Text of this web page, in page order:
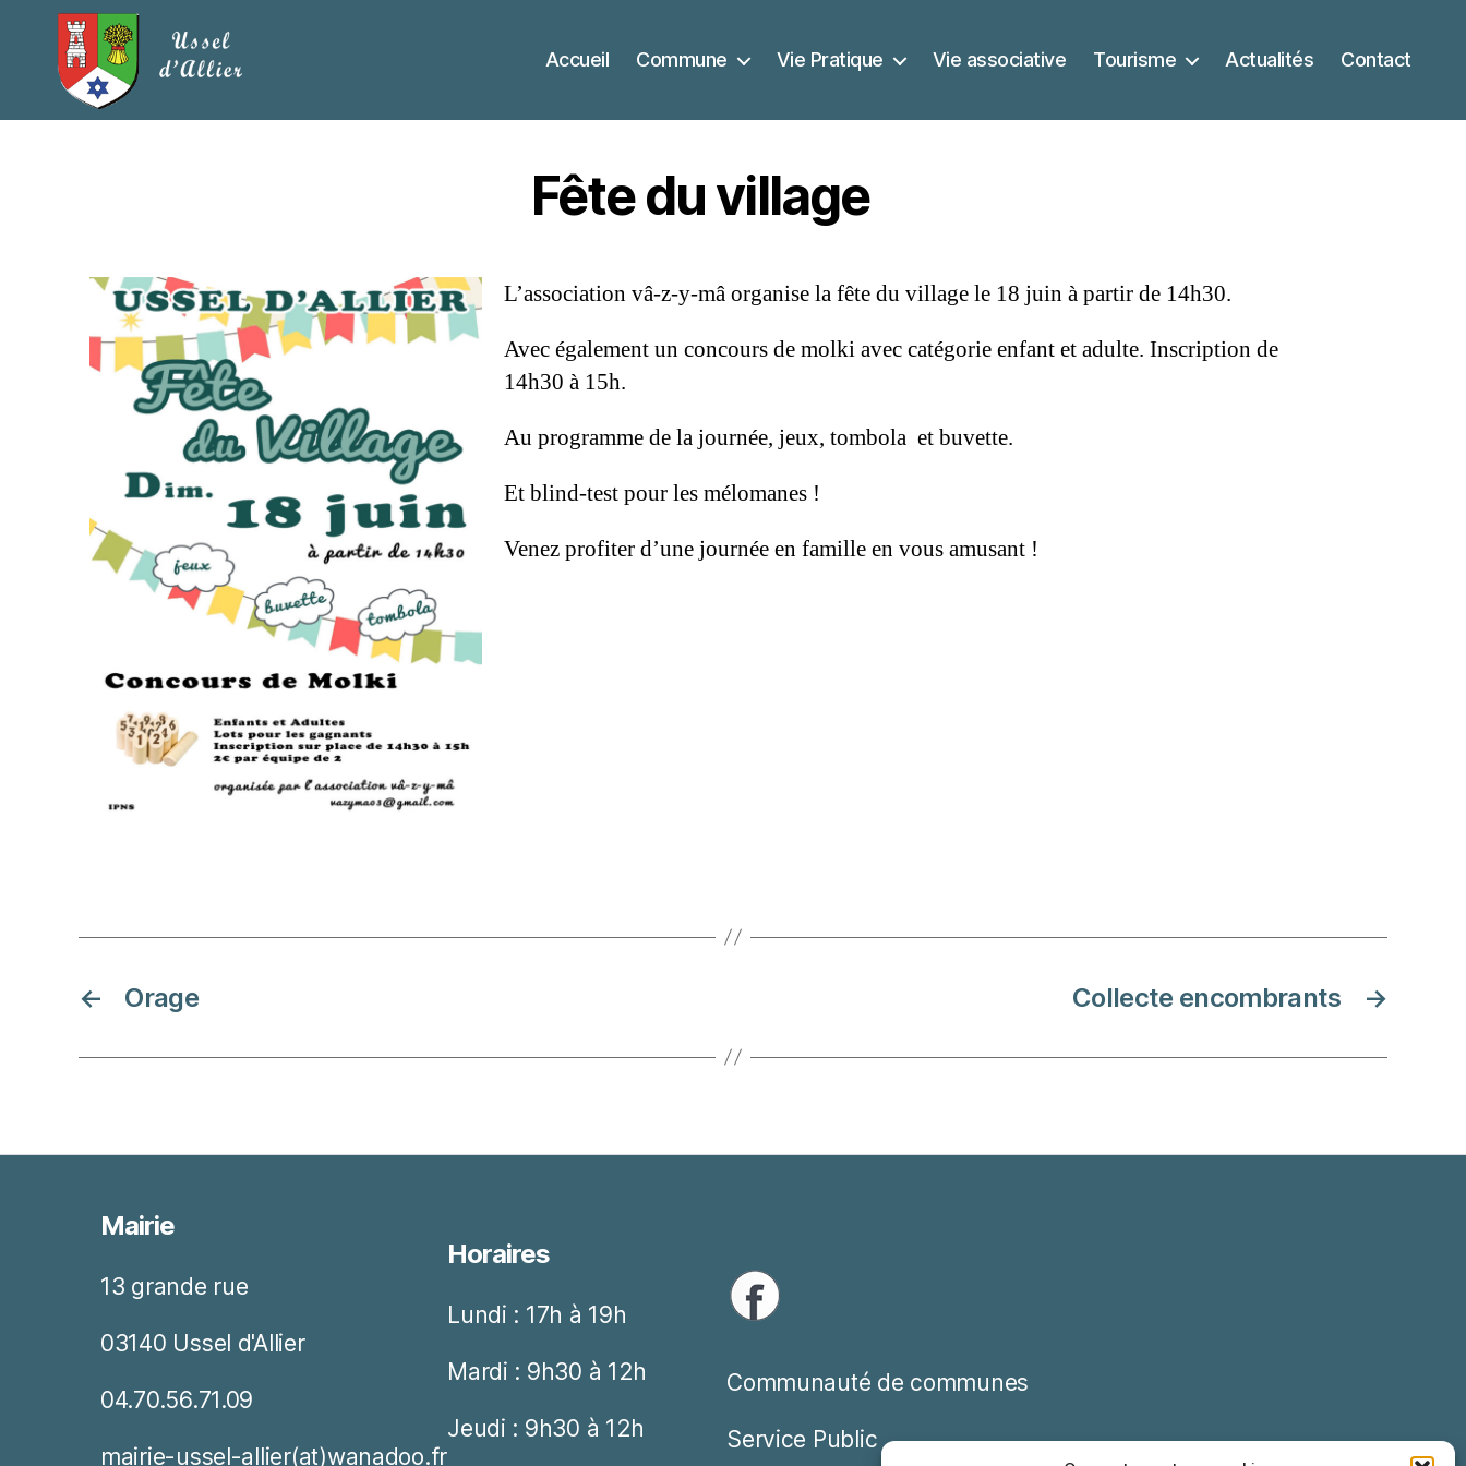
Accueil Commune Vie Pratique Vie associative Tourisme Actualités Contact
Fête du village
L’association vâ-z-y-mâ organise la fête du village le 18 juin à partir de 14h30.
Avec également un concours de molki avec catégorie enfant et adulte. Inscription de
14h30 à 15h.
Au programme de la journée, jeux, tombola et buvette.
Et blind-test pour les mélomanes !
Venez profiter d’une journée en famille en vous amusant !
← Orage →
Collecte encombrants
Mairie
13 grande rue
03140 Ussel d'Allier
04.70.56.71.09
mairie-ussel-allier(at)wanadoo.fr
Horaires
Lundi : 17h à 19h
Mardi : 9h30 à 12h
Jeudi : 9h30 à 12h
Communauté de communes
Service Public